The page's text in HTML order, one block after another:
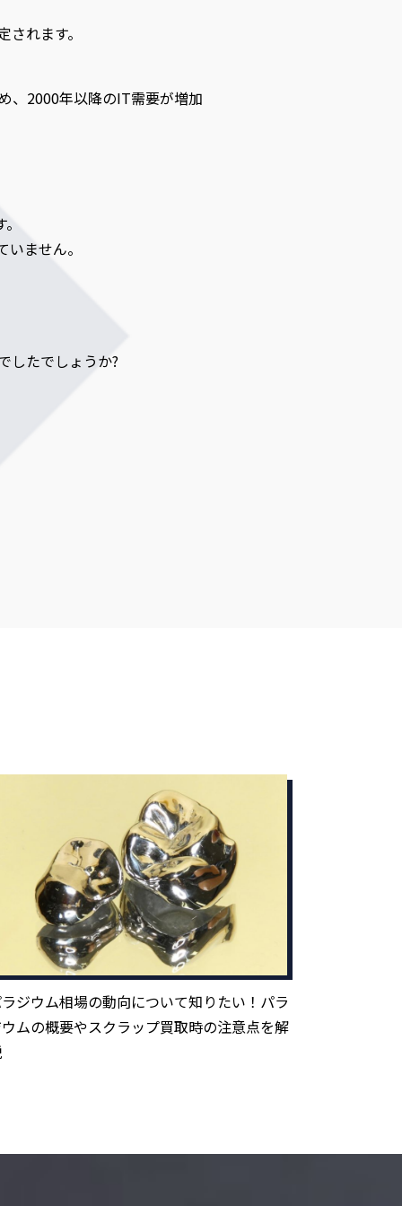
れます。
、2000年以降のIT需要が増加
ません。
したでしょうか?
ジウム相場の動向について知りたい！パラ
ムの概要やスクラップ買取時の注意点を解